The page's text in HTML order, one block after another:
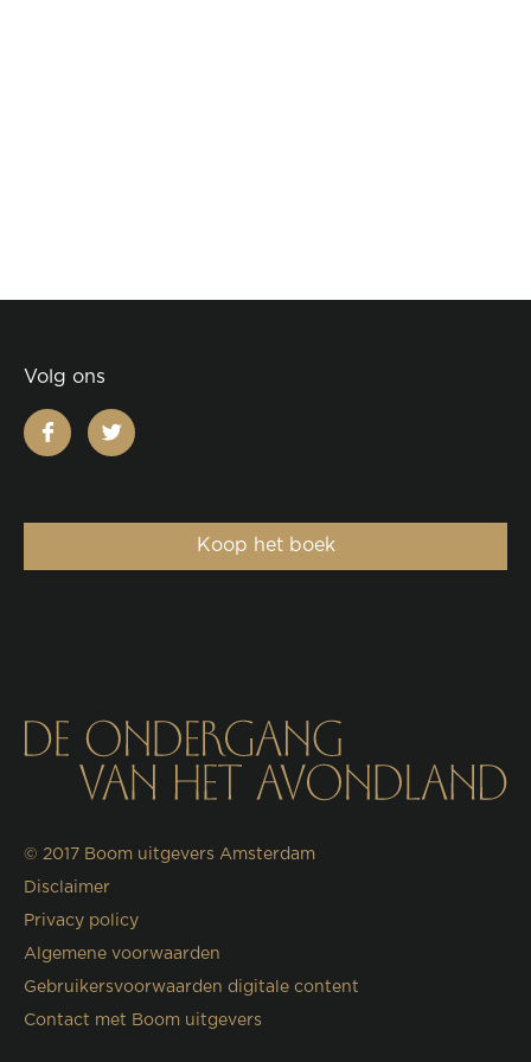
Volg ons
facebooktwitter
Koop het boek
© 2017 Boom uitgevers Amsterdam
Disclaimer
Privacy policy
Algemene voorwaarden
Gebruikersvoorwaarden digitale content
Contact met Boom uitgevers